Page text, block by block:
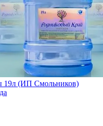
19л (ИП Смольников)